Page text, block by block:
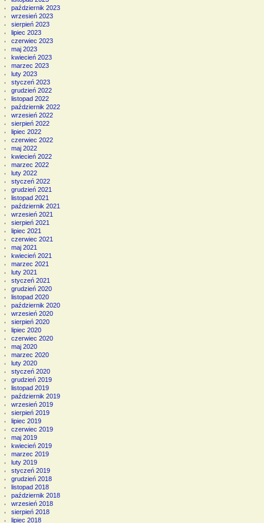
październik 2023
wrzesień 2023
sierpień 2023
lipiec 2023
czerwiec 2023
maj 2023
kwiecień 2023
marzec 2023
luty 2023
styczeń 2023
grudzień 2022
listopad 2022
październik 2022
wrzesień 2022
sierpień 2022
lipiec 2022
czerwiec 2022
maj 2022
kwiecień 2022
marzec 2022
luty 2022
styczeń 2022
grudzień 2021
listopad 2021
październik 2021
wrzesień 2021
sierpień 2021
lipiec 2021
czerwiec 2021
maj 2021
kwiecień 2021
marzec 2021
luty 2021
styczeń 2021
grudzień 2020
listopad 2020
październik 2020
wrzesień 2020
sierpień 2020
lipiec 2020
czerwiec 2020
maj 2020
marzec 2020
luty 2020
styczeń 2020
grudzień 2019
listopad 2019
październik 2019
wrzesień 2019
sierpień 2019
lipiec 2019
czerwiec 2019
maj 2019
kwiecień 2019
marzec 2019
luty 2019
styczeń 2019
grudzień 2018
listopad 2018
październik 2018
wrzesień 2018
sierpień 2018
lipiec 2018